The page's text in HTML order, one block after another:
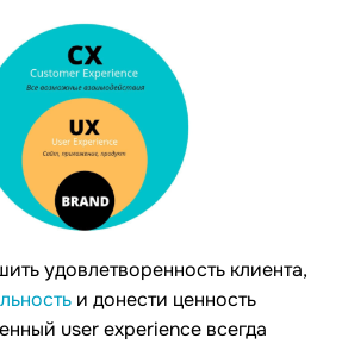
удовлетворенность клиента,
и донести ценность
user experience всегда